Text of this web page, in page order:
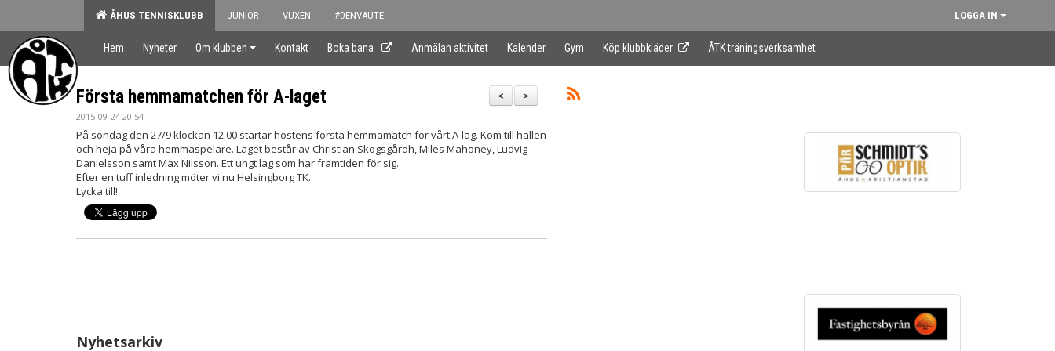
ÅHUS TENNISKLUBB JUNIOR VUXEN #DENVAUTE LOGGA IN
Hem Nyheter Om klubben Kontakt Boka bana Anmälan aktivitet Kalender Gym Köp klubbkläder ÅTK träningsverksamhet
>
<
Första hemmamatchen för A-laget
2015-09-24 20:54
På söndag den 27/9 klockan 12.00 startar höstens första hemmamatch för vårt A-lag. Kom till hallen
och heja på våra hemmaspelare. Laget består av Christian Skogsgårdh, Miles Mahoney, Ludvig
Danielsson samt Max Nilsson. Ett ungt lag som har framtiden för sig.
Efter en tuff inledning möter vi nu Helsingborg TK.
Lycka till!
Nyhetsarkiv